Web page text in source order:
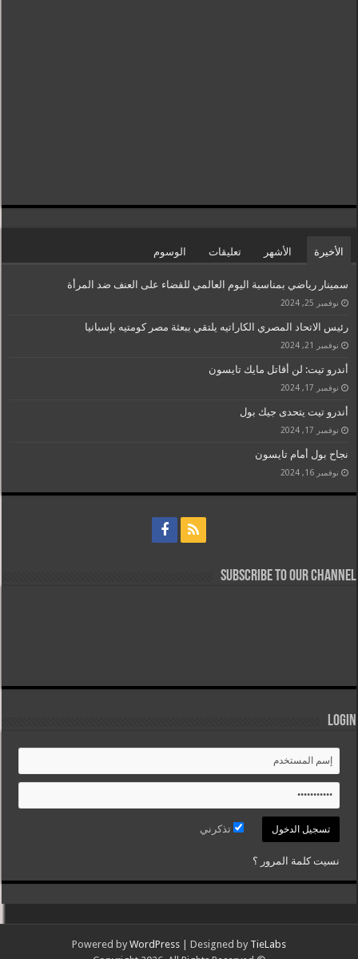
الأخيرة الأشهر تعليقات الوسوم
سمينار رياضي بمناسبة اليوم العالمي للقضاء على العنف ضد المرأة
نوفمبر 25, 2024
رئيس الاتحاد المصري الكاراتيه يلتقي ببعثة مصر كومتيه بإسبانيا
نوفمبر 21, 2024
أندرو تيت: لن أقاتل مايك تايسون
نوفمبر 17, 2024
أندرو تيت يتحدى جيك بول
نوفمبر 17, 2024
نجاح بول أمام تايسون
نوفمبر 16, 2024
Subscribe to our Channel
Login
تذكرني
نسيت كلمة المرور ؟
Powered by WordPress | Designed by TieLabs